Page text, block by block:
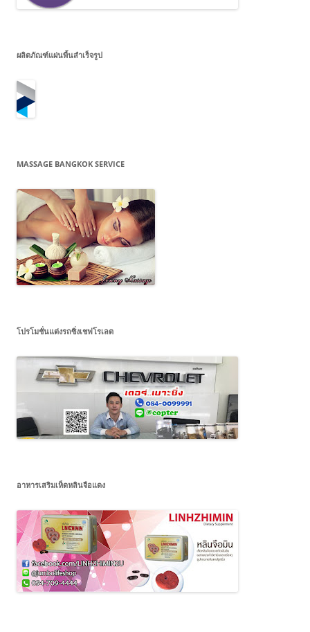
ผลิตภัณฑ์แผ่นพื้นสำเร็จรูป
MASSAGE BANGKOK SERVICE
โปรโมชั่นแต่งรถซิ่งเชฟโรเลต
อาหารเสริมเห็ดหลินจือแดง